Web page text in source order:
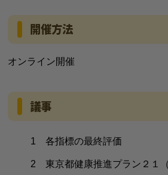
開催方法
オンライン開催
議事
1 各指標の最終評価
2 東京都健康推進プラン２１